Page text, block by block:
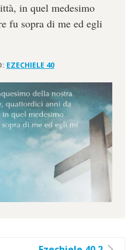
in quel medesimo
fu sopra di me ed egli
EZECHIELE 40